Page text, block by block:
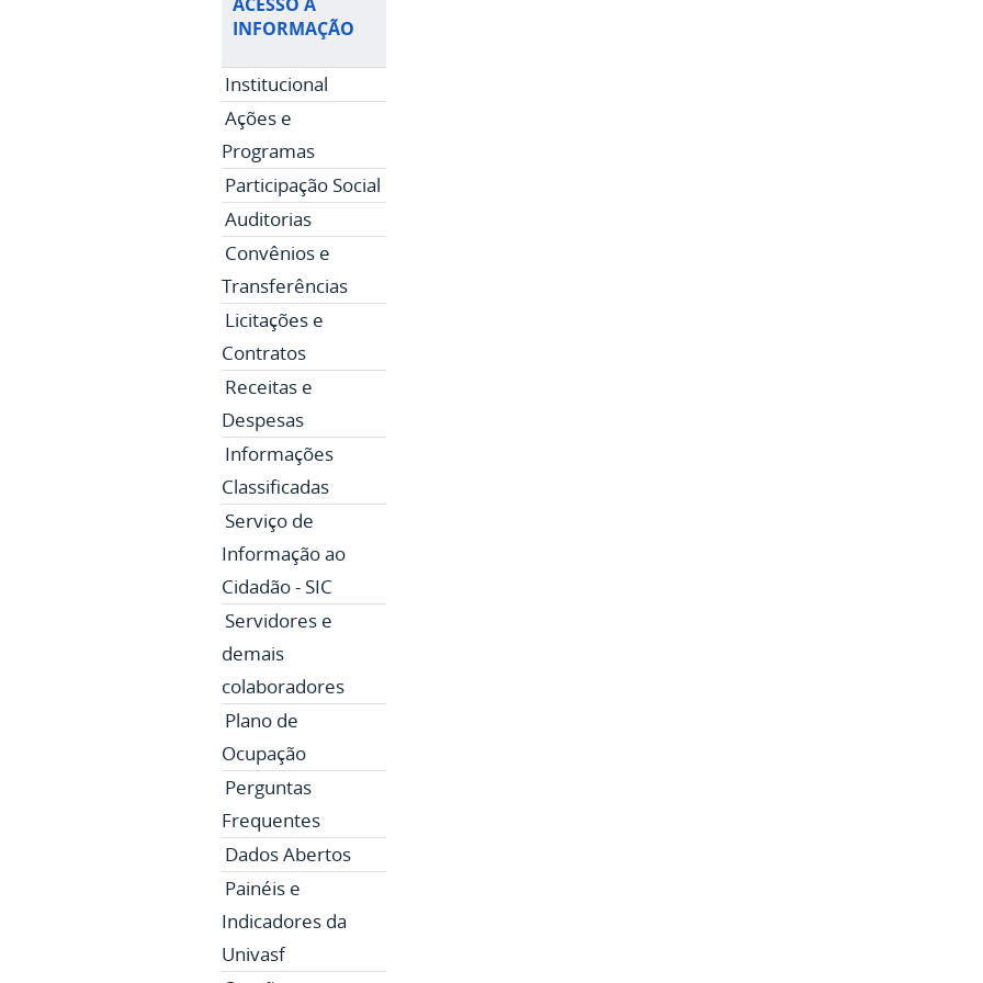
INFORMAÇÃO
Institucional
Ações e
Programas
Participação Social
Auditorias
Convênios e
Transferências
Licitações e
Contratos
Receitas e
Despesas
Informações
Classificadas
Serviço de
Informação ao
Cidadão - SIC
Servidores e
demais
colaboradores
Plano de
Ocupação
Perguntas
Frequentes
Dados Abertos
Painéis e
Indicadores da
Univasf